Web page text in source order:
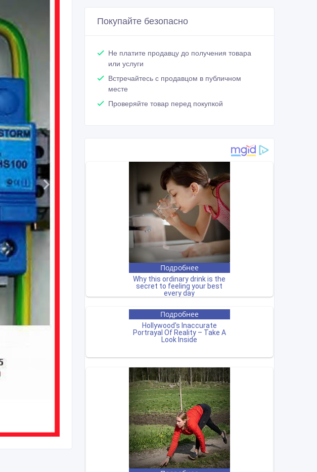
Покупайте безопасно
Не платите продавцу до получения товара
или услуги
Встречайтесь с продавцом в публичном
месте
Проверяйте товар перед покупкой